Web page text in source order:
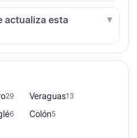
actualiza esta
29 Veraguas13
6 Colón5